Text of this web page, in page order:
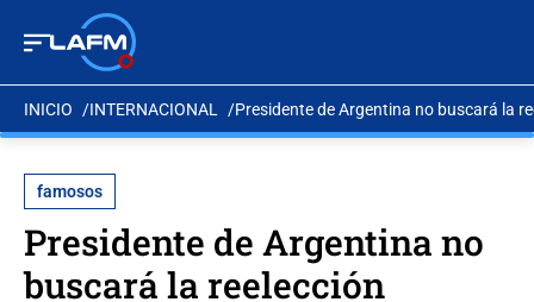
INICIO INTERNACIONAL Presidente de Argentina no buscará la
famosos
Presidente de Argentina no
buscará la reelección